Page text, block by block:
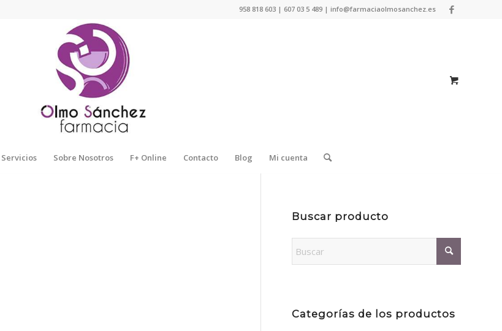
958 818 603 | 607 03 5 489 | info@farmaciaolmosanchez.es
Servicios Sobre Nosotros F+ Online Contacto Blog Mi cuenta
Buscar producto
Categorías de los productos